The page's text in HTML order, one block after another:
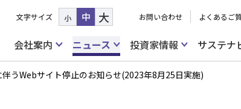
文字サイズ 小 中 大 お問い合わせ よくあるご
会社案内
ニュース 投資家情報 サステナ
うWebサイト停止のお知らせ(2023年8月25日実施)